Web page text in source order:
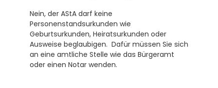
Nein, der AStA darf keine
Personenstandsurkunden wie
Geburtsurkunden, Heiratsurkunden oder
Ausweise beglaubigen.  Dafür müssen Sie sich
an eine amtliche Stelle wie das Bürgeramt
oder einen Notar wenden.